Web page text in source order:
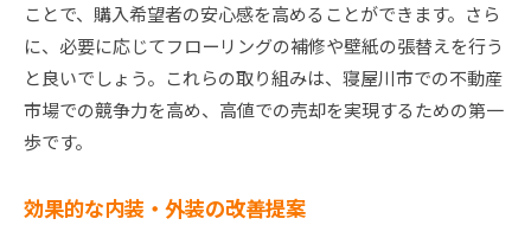
ことで、購入希望者の安心感を高めることができます。さら
に、必要に応じてフローリングの補修や壁紙の張替えを行う
と良いでしょう。これらの取り組みは、寝屋川市での不動産
市場での競争力を高め、高値での売却を実現するための第一
歩です。
効果的な内装・外装の改善提案